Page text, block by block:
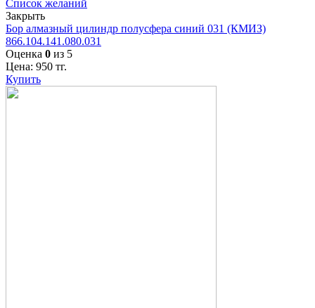
Список желаний
Закрыть
Бор алмазный цилиндр полусфера синий 031 (КМИЗ)
866.104.141.080.031
Оценка 0 из 5
Цена: 950 тг.
Купить